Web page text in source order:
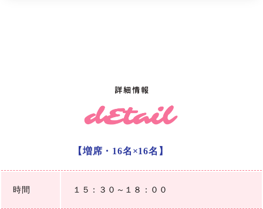
【増席・16名×16名】
時間 １５：３０～１８：００